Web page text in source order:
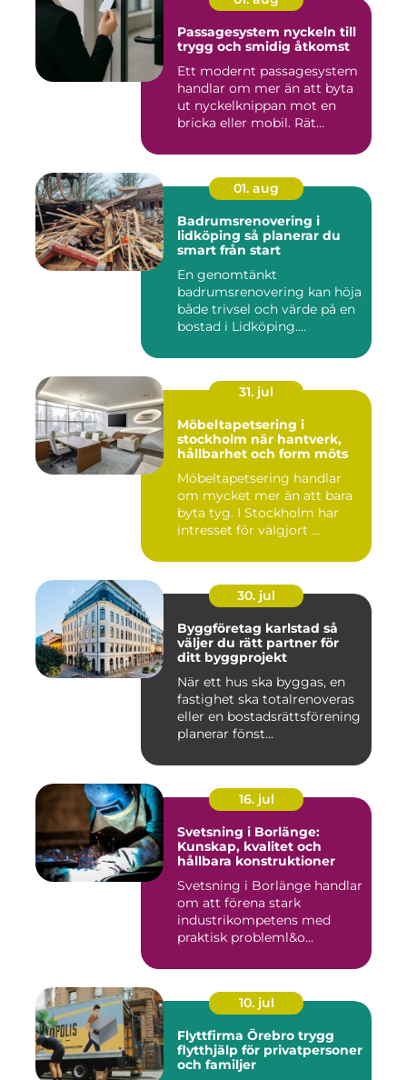
Passagesystem nyckeln till
trygg och smidig åtkomst
Ett modernt passagesystem
handlar om mer än att byta
ut nyckelknippan mot en
bricka eller mobil. Rät...
01. aug
Badrumsrenovering i
lidköping så planerar du
smart från start
En genomtänkt
badrumsrenovering kan höja
både trivsel och värde på en
bostad i Lidköping.
31. jul
Möbeltapetsering i
stockholm när hantverk,
hållbarhet och form möts
Möbeltapetsering handlar
om mycket mer än att bara
byta tyg. I Stockholm har
intresset för välgjort ...
30. jul
Byggföretag karlstad så
väljer du rätt partner för
ditt byggprojekt
När ett hus ska byggas, en
fastighet ska totalrenoveras
eller en bostadsrättsförening
planerar fönst...
16. jul
Svetsning i Borlänge:
Kunskap, kvalitet och
hållbara konstruktioner
Svetsning i Borlänge handlar
om att förena stark
industrikompetens med
praktisk probleml&o...
10. jul
Flyttfirma Örebro trygg
flytthjälp för privatpersoner
och familjer